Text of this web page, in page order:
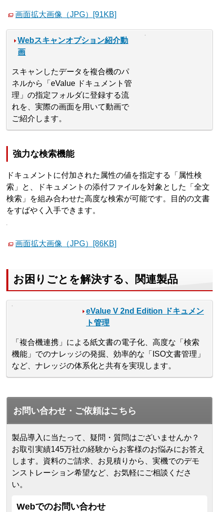
画面拡大画像（JPG）[91KB]
Webスキャンオプション紹介動
画
スキャンしたデータを複合機のパ
ネルから「eValue ドキュメント管
理」の指定フォルダに登録する流
れを、実際の画面を用いて動画で
ご紹介します。
強力な検索機能
ドキュメントに付加された属性の値を指定する「属性検
索」と、ドキュメントの添付ファイルを対象とした「全文
検索」を組み合わせた高度な検索が可能です。目的の文書
をすばやく入手できます。
画面拡大画像（JPG）[86KB]
お困りごとを解決する、関連製品
eValue V 2nd Edition ドキュメン
ト管理
「複合機連携」による紙文書の電子化、高度な「検索
機能」でのナレッジの発掘、効率的な「ISO文書管理」
など、ナレッジの体系化と共有を実現します。
お問い合わせ・ご依頼はこちら
製品導入に当たって、疑問・質問はございませんか？
お取引実績145万社の経験からお客様のお悩みにお答え
します。 資料のご請求、お見積りから、実機でのデモ
ンストレーション希望など、お気軽にご相談くださ
い。
Webでのお問い合わせ